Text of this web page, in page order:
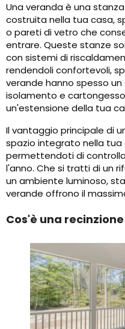
Una veranda è una
costruita nella tua casa,
o pareti di vetro che
entrare. Queste stanze
con sistemi di
rendendoli confortevoli,
verande hanno spesso
isolamento e
un'estensione della tua
Il vantaggio principale di
spazio integrato nella tua
permettendoti di
l'anno. Che si tratti di un
un ambiente luminoso,
verande offrono il
Cos'è una